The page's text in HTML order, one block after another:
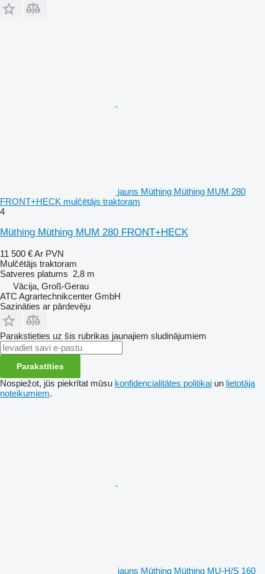
jauns Müthing Müthing MUM 280
FRONT+HECK mulčētājs traktoram
4
Müthing Müthing MUM 280 FRONT+HECK
11 500 €Ar PVN
Mulčētājs traktoram
Satveres platums 2,8 m
Vācija, Groß-Gerau
ATC Agrartechnikcenter GmbH
Sazināties ar pārdevēju
Parakstieties uz šis rubrikas jaunajiem sludinājumiem
Parakstīties
Nospiežot, jūs piekrītat mūsu konfidencialitātes politikai un lietotāja
noteikumiem.
jauns Müthing Müthing MU-H/S 160